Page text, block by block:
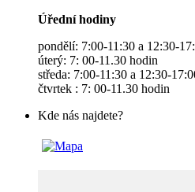
Úřední hodiny
pondělí: 7:00-11:30 a 12:30-
úterý: 7: 00-11.30 hodin
středa: 7:00-11:30 a 12:30-
čtvrtek : 7: 00-11.30 hodin
Kde nás najdete?